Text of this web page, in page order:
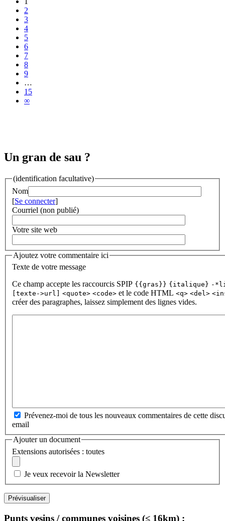
2
3
4
5
6
7
8
9
…
15
∞
Un gran de sau ?
(identification facultative)
Nom
[Se connecter]
Courriel (non publié)
Votre site web
Ajoutez votre commentaire ici
Texte de votre message
Ce champ accepte les raccourcis SPIP {{gras}} {italique} -
[texte->url]
<quote> <code> et le code HTML <q> <del>
créer des paragraphes, laissez simplement des lignes vides.
Prévenez-moi de tous les nouveaux commentaires de cette
email
Ajouter un document
Extensions autorisées : toutes
Je veux recevoir la Newsletter
Punts vesins / communes voisines (≤ 16km) :